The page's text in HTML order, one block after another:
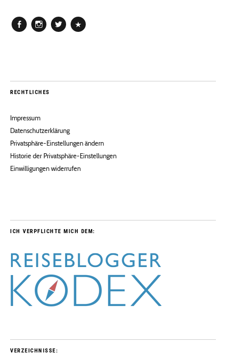
RECHTLICHES
Impressum
Datenschutzerklärung
Privatsphäre-Einstellungen ändern
Historie der Privatsphäre-Einstellungen
Einwilligungen widerrufen
ICH VERPFLICHTE MICH DEM:
VERZEICHNISSE: